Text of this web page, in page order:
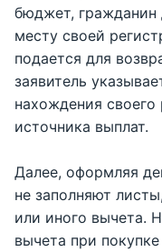
бюджет,
месту своей
подается для
заявитель
нахождения своего
источника выплат.
Далее, оформляя
не заполняют
или иного вычета.
вычета при